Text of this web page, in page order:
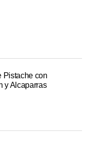
Pistache con
y Alcaparras